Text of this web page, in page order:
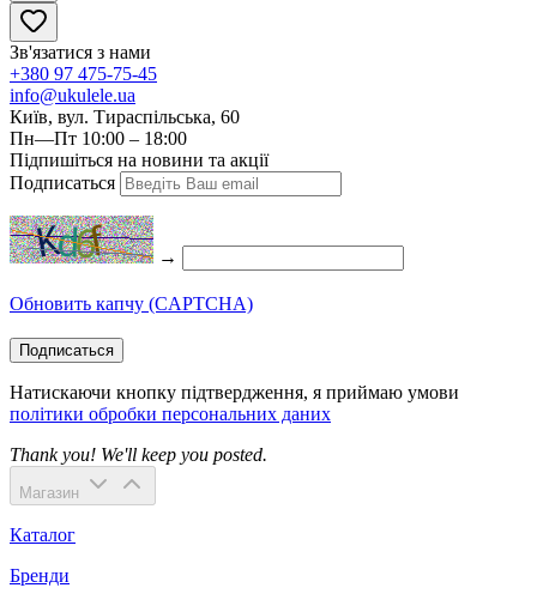
Зв'язатися з нами
+380 97 475-75-45
info@ukulele.ua
Київ, вул. Тираспільська, 60
Пн—Пт 10:00 – 18:00
Підпишіться на новини та акції
Подписаться
→
Обновить капчу (CAPTCHA)
Подписаться
Натискаючи кнопку підтвердження, я приймаю умови
політики обробки персональних даних
Thank you! We'll keep you posted.
Магазин
Каталог
Бренди